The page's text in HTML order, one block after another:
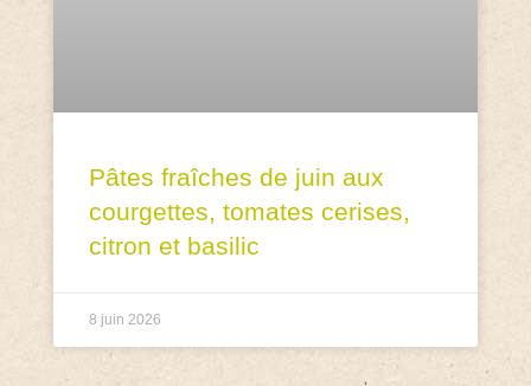
Pâtes fraîches de juin aux
courgettes, tomates cerises,
citron et basilic
8 juin 2026